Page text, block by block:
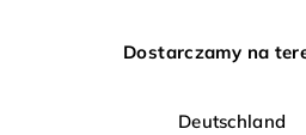
Dostarczamy na
Deutschland